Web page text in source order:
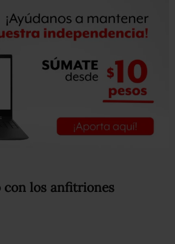
con los anfitriones